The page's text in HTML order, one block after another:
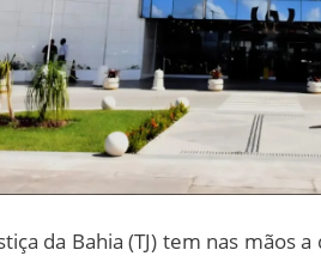
da Bahia (TJ) tem nas mãos